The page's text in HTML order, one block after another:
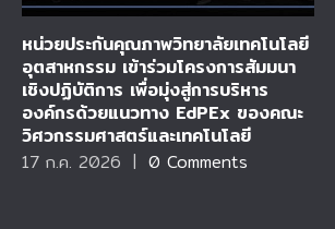
หน่วยประกันคุณภาพวิทยาลัยเทคโนโลยี
อุตสาหกรรม เข้าร่วมโครงการสัมมนา
เชิงปฏิบัติการ เพื่อมุ่งสู่การบริหาร
องค์กรด้วยแนวทาง EdPEx ของคณะ
วิศวกรรมศาสตร์และเทคโนโลยี
17 ก.ค. 2026 | 0 Comments